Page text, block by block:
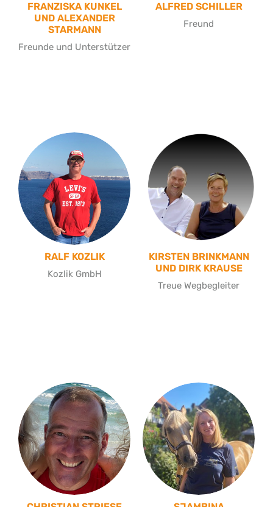
FRANZISKA KUNKEL
UND ALEXANDER
STARMANN
Freunde und Unterstützer
ALFRED SCHILLER
Freund
RALF KOZLIK
Kozlik GmbH
KIRSTEN BRINKMANN
UND DIRK KRAUSE
Treue Wegbegleiter